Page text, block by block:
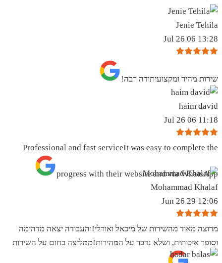
Jenie Tehila
13:28 06 Jul 26
שירות מהיר ומקצועיתודה רבה!
haim david
11:18 06 Jul 26
Professional and fast serviceIt was easy to complete the
progress with their website and via WhatsApp
Mohammad Khalaf
12:06 29 Jun 26
מרוצה מאוד מהשירות של מיכאל ואורלי!והעבודה יצאה מדהימה
וסופר איכותית, ושלא נדבר על המהירות!ממליצה בחום על השירות